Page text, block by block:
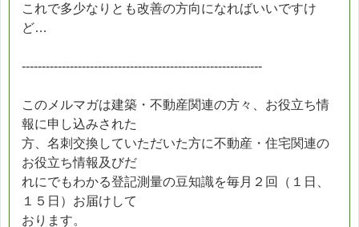
これで多少なりとも改善の方向になればいいですけ
ど…
------------------------------------------------------------
このメルマガは建築・不動産関連の方々、お役立ち情
報に申し込みされた
方、名刺交換していただいた方に不動産・住宅関連の
お役立ち情報及びだ
れにでもわかる登記測量の豆知識を毎月２回（１日、
１５日）お届けして
おります。